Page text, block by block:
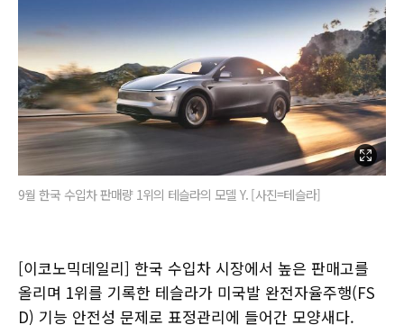
9월 한국 수입차 판매량 1위의 테슬라의 모델 Y. [사진=테슬라]
[이코노믹데일리] 한국 수입차 시장에서 높은 판매고를
올리며 1위를 기록한 테슬라가 미국발 완전자율주행(FS
D) 기능 안전성 문제로 표정관리에 들어간 모양새다.